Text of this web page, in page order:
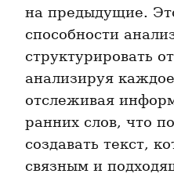
на предыдущие.
способности
структурировать
анализируя
отслеживая
ранних слов, что
создавать текст,
связным и